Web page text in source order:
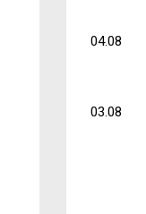
04.08
03.08